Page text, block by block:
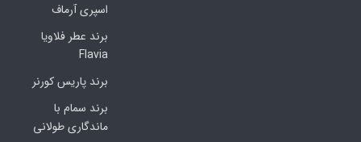
اسپری آرماف
برند عطر فلاویا
Flavia
برند پاریس کورنر
برند سمام با
ماندگاری طولانی